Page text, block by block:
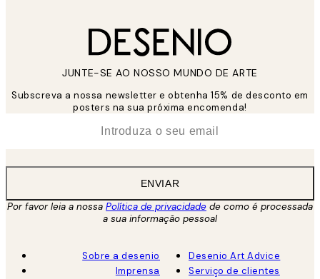
JUNTE-SE AO NOSSO MUNDO DE ARTE
Subscreva a nossa newsletter e obtenha 15% de desconto em
posters na sua próxima encomenda!
ENVIAR
Por favor leia a nossa Política de privacidade de como é processada
a sua informação pessoal
Sobre a desenio
Imprensa
Desenio Art Advice
Serviço de clientes